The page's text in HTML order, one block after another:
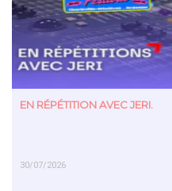
EN RÉPÉTITION AVEC JERI.
30/07/2026